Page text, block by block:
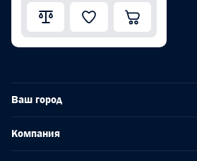
Ваш город
Компания